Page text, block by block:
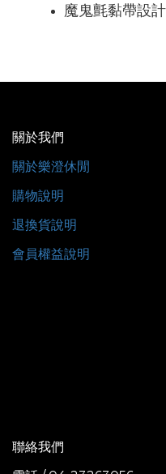
魔鬼氈黏帶設
關於我們
關於樂澄休閒
購物說明
退換貨說明
會員權益說明
聯絡我們